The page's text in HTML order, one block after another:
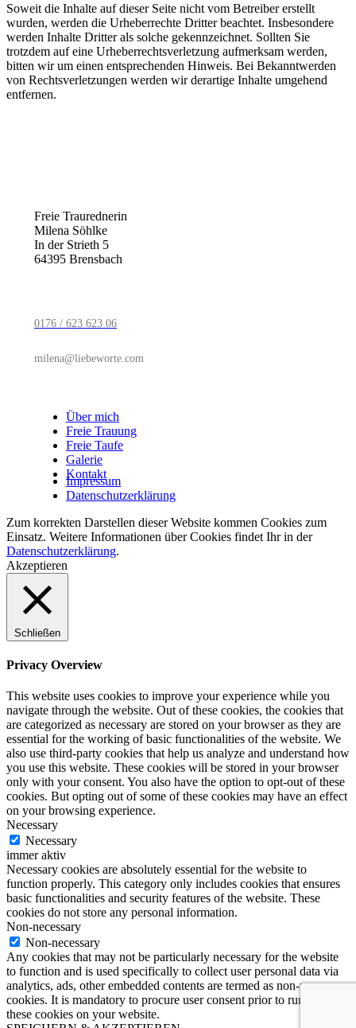
Soweit die Inhalte auf dieser Seite nicht vom Betreiber erstellt
wurden, werden die Urheberrechte Dritter beachtet. Insbesondere
werden Inhalte Dritter als solche gekennzeichnet. Sollten Sie
trotzdem auf eine Urheberrechtsverletzung aufmerksam werden,
bitten wir um einen entsprechenden Hinweis. Bei Bekanntwerden
von Rechtsverletzungen werden wir derartige Inhalte umgehend
entfernen.
Freie Traurednerin
Milena Söhlke
In der Strieth 5
64395 Brensbach
0176 / 623 623 06
milena@liebeworte.com
Über mich
Freie Trauung
Freie Taufe
Galerie
Kontakt
Impressum
Datenschutzerklärung
Zum korrekten Darstellen dieser Website kommen Cookies zum
Einsatz. Weitere Informationen über Cookies findet Ihr in der
Datenschutzerklärung.
Akzeptieren
Schließen
Privacy Overview
This website uses cookies to improve your experience while you
navigate through the website. Out of these cookies, the cookies that
are categorized as necessary are stored on your browser as they are
essential for the working of basic functionalities of the website. We
also use third-party cookies that help us analyze and understand how
you use this website. These cookies will be stored in your browser
only with your consent. You also have the option to opt-out of these
cookies. But opting out of some of these cookies may have an effect
on your browsing experience.
Necessary
Necessary
immer aktiv
Necessary cookies are absolutely essential for the website to
function properly. This category only includes cookies that ensures
basic functionalities and security features of the website. These
cookies do not store any personal information.
Non-necessary
Non-necessary
Any cookies that may not be particularly necessary for the website
to function and is used specifically to collect user personal data via
analytics, ads, other embedded contents are termed as non-necessary
cookies. It is mandatory to procure user consent prior to running
these cookies on your website.